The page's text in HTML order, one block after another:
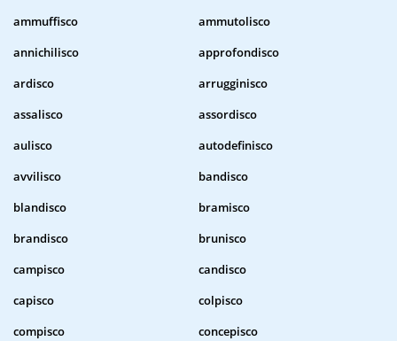
ammuffisco
ammutolisco
annichilisco
approfondisco
ardisco
arrugginisco
assalisco
assordisco
aulisco
autodefinisco
avvilisco
bandisco
blandisco
bramisco
brandisco
brunisco
campisco
candisco
capisco
colpisco
compisco
concepisco